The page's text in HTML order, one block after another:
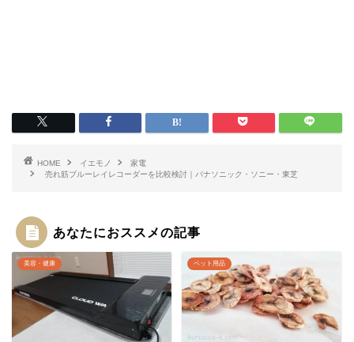
HOME イエモノ
家電
売れ筋ブルーレイレコーダーを比較検討｜パナソニック・ソニー・東芝
あなたにおススメの記事
美容・健康 ペット用品